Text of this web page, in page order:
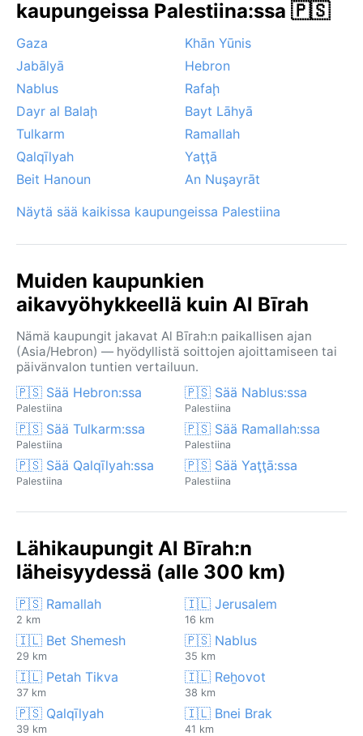
kaupungeissa Palestiina:ssa 🇵🇸
Gaza
Khān Yūnis
Jabālyā
Hebron
Nablus
Rafaḩ
Dayr al Balaḩ
Bayt Lāhyā
Tulkarm
Ramallah
Qalqīlyah
Yaţţā
Beit Hanoun
An Nuşayrāt
Näytä sää kaikissa kaupungeissa Palestiina
Muiden kaupunkien
aikavyöhykkeellä kuin Al Bīrah
Nämä kaupungit jakavat Al Bīrah:n paikallisen ajan
(Asia/Hebron) — hyödyllistä soittojen ajoittamiseen tai
päivänvalon tuntien vertailuun.
🇵🇸 Sää Hebron:ssa
Palestiina
🇵🇸 Sää Nablus:ssa
Palestiina
🇵🇸 Sää Tulkarm:ssa
Palestiina
🇵🇸 Sää Ramallah:ssa
Palestiina
🇵🇸 Sää Qalqīlyah:ssa
Palestiina
🇵🇸 Sää Yaţţā:ssa
Palestiina
Lähikaupungit Al Bīrah:n
läheisyydessä (alle 300 km)
🇵🇸 Ramallah
2 km
🇮🇱 Jerusalem
16 km
🇮🇱 Bet Shemesh
29 km
🇵🇸 Nablus
35 km
🇮🇱 Petah Tikva
37 km
🇮🇱 Reẖovot
38 km
🇵🇸 Qalqīlyah
39 km
🇮🇱 Bnei Brak
41 km